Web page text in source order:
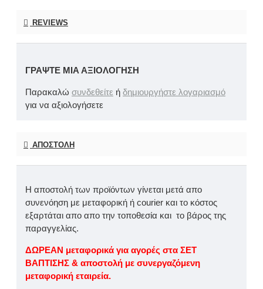
REVIEWS
ΓΡΆΨΤΕ ΜΙΑ ΑΞΙΟΛΌΓΗΣΗ
Παρακαλώ συνδεθείτε ή δημιουργήστε λογαριασμό
για να αξιολογήσετε
ΑΠΟΣΤΟΛΉ
Η αποστολή των προϊόντων γίνεται μετά απο
συνενόηση με μεταφορική ή courier και το κόστος
εξαρτάται απο απο την τοποθεσία και το βάρος της
παραγγελίας.
ΔΩΡΕΑΝ μεταφορικά για αγορές στα ΣΕΤ
ΒΑΠΤΙΣΗΣ & αποστολή με συνεργαζόμενη
μεταφορική εταιρεία.